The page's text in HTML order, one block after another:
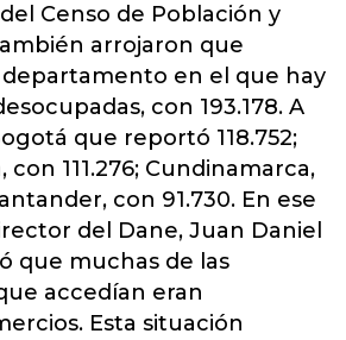
Censo de Población y
arrojaron que
en el que hay
con 193.178. A
que reportó 118.752;
con 111.276; Cundinamarca,
con 91.730. En ese
del Dane, Juan Daniel
que muchas de las
accedían eran
Esta situación